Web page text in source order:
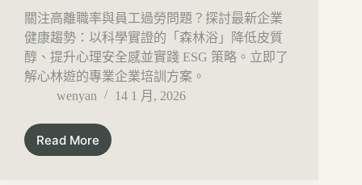
關注高離職率與員工過勞問題？探討最新企業
健康趨勢：以科學實證的「森林浴」降低皮質
醇、提升心理安全感並實踐 ESG 策略。立即了
解心林遊的專業企業培訓方案。
wenyan
14 1 月, 2026
Read More